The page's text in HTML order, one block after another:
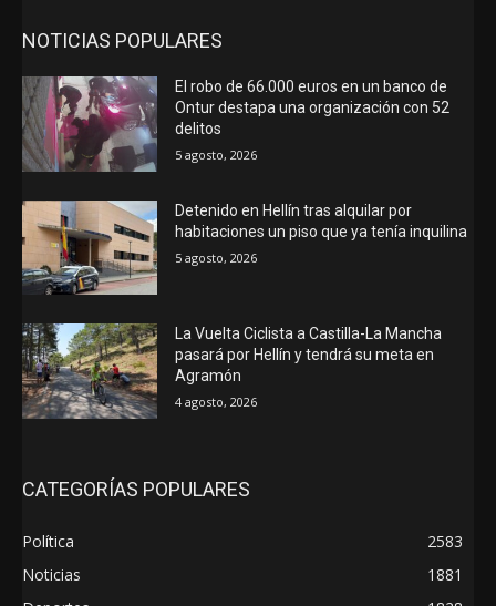
NOTICIAS POPULARES
El robo de 66.000 euros en un banco de
Ontur destapa una organización con 52
delitos
5 agosto, 2026
Detenido en Hellín tras alquilar por
habitaciones un piso que ya tenía inquilina
5 agosto, 2026
La Vuelta Ciclista a Castilla-La Mancha
pasará por Hellín y tendrá su meta en
Agramón
4 agosto, 2026
CATEGORÍAS POPULARES
Política
2583
Noticias
1881